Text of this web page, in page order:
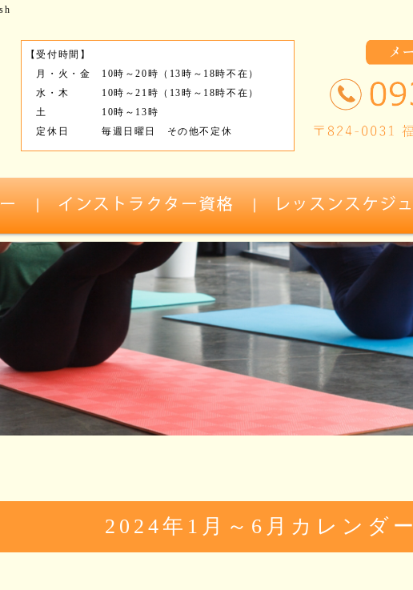
【受付時間】
月・火・金 10時～20時（13時～18時不在）
水・木 10時～21時（13時～18時不在）
土 10時～13時
定休日 毎週日曜日 その他不定休
2024年1月～6月カレンダー